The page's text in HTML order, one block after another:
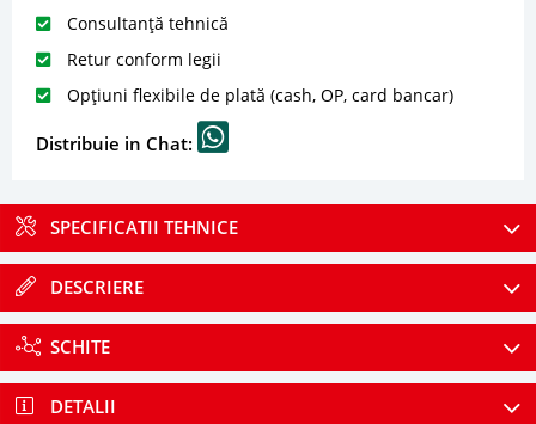
Consultanță tehnică
Retur conform legii
Opțiuni flexibile de plată (cash, OP, card bancar)
Distribuie in Chat:
SPECIFICATII TEHNICE
DESCRIERE
SCHITE
DETALII